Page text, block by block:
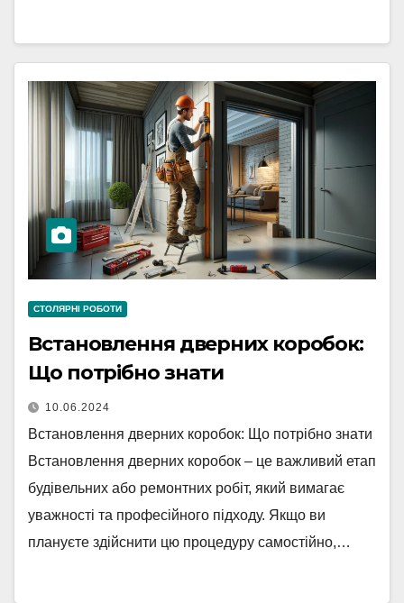
СТОЛЯРНІ РОБОТИ
Встановлення дверних коробок:
Що потрібно знати
10.06.2024
Встановлення дверних коробок: Що потрібно знати
Встановлення дверних коробок – це важливий етап
будівельних або ремонтних робіт, який вимагає
уважності та професійного підходу. Якщо ви
плануєте здійснити цю процедуру самостійно,…